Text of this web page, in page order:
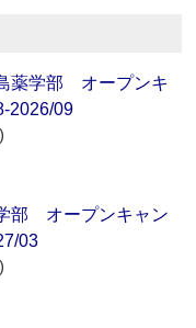
薬学部 オープンキ
2026/09
部 オープンキャン
03